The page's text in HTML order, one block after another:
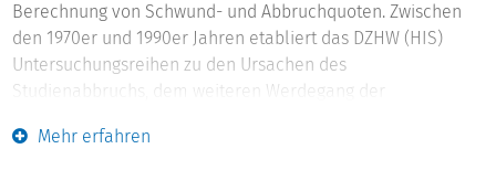
Berechnung von Schwund- und Abbruchquoten. Zwischen
den 1970er und 1990er Jahren etabliert das DZHW (HIS)
Untersuchungsreihen zu den Ursachen des
Studienabbruchs, dem weiteren Werdegang der
Verminderung von Studienabbrüchen. Diese
Mehr erfahren